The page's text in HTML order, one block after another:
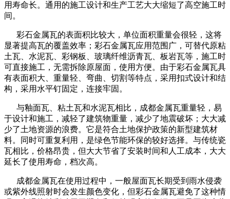
用寿命长。通用的施工设计和生产工艺大大缩短了高空施工时
间。
彩石金属瓦的表面积比较大，单位面积重量会很轻，这将
显著提高瓦的覆盖效率；彩石金属瓦应用范围广，可替代原粘
土瓦、水泥瓦、彩钢板、玻璃纤维沥青瓦、板岩瓦等，施工时
可直接施工，无需拆除原屋面，使用方便。由于彩石金属瓦具
有表面积大、重量轻、弯曲、切割等特点，采用扣式设计和结
构，采用水平钉固定，连接牢固。
与釉面瓦、粘土瓦和水泥瓦相比，成都金属瓦重量轻，易
于设计和施工，减轻了建筑物重量，减少了地震破坏；大大减
少了土地资源的浪费。它是符合土地保护政策的新型建筑材
料。同时可重复利用，是绿色节能环保的较好选择。与传统瓷
瓦相比，价格昂贵，但大大节省了安装时间和人工成本，大大
延长了使用寿命，档次高。
成都金属瓦在使用过程中，一般屋面瓦长期受到雨水侵袭
或紫外线照射时会发生颜色变化，但彩石金属瓦避免了这种情